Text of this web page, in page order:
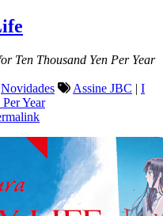
Ten Thousand Yen Per Year
Novidades Assine JBC | I
Year